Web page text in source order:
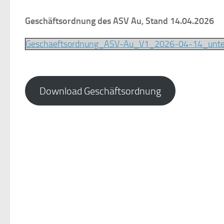
Geschäftsordnung des ASV Au, Stand 14.04.2026
Geschaeftsordnung_ASV-Au_V1_2026-04-
Download Geschäftsordnung